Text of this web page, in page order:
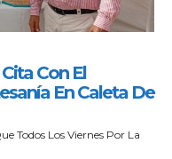
Con El
En Caleta De
Todos Los Viernes Por La